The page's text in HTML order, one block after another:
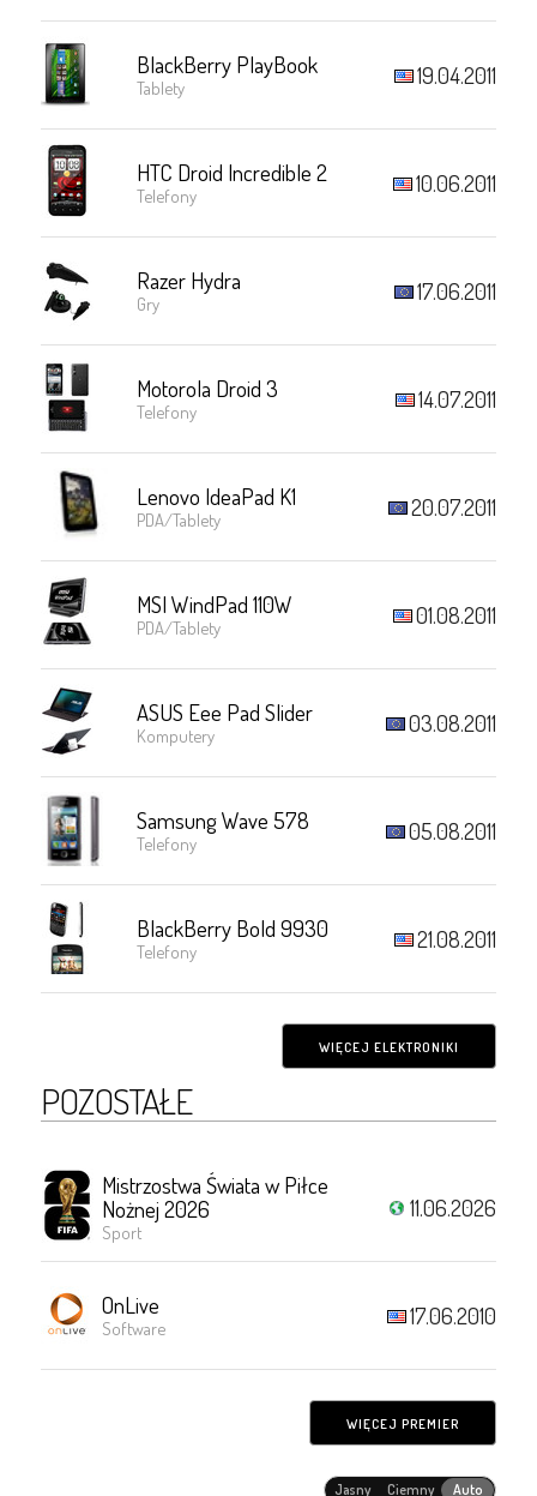
BlackBerry PlayBook
Tablety 19.04.2011
HTC Droid Incredible 2
Telefony 10.06.2011
Razer Hydra
Gry 17.06.2011
Motorola Droid 3
Telefony 14.07.2011
Lenovo IdeaPad K1
PDA/Tablety 20.07.2011
MSI WindPad 110W
PDA/Tablety 01.08.2011
ASUS Eee Pad Slider
Komputery 03.08.2011
Samsung Wave 578
Telefony 05.08.2011
BlackBerry Bold 9930
Telefony 21.08.2011
WIĘCEJ ELEKTRONIKI
POZOSTAŁE
Mistrzostwa Świata w Piłce
Nożnej 2026
Sport
11.06.2026
OnLive
Software 17.06.2010
WIĘCEJ PREMIER
Jasny Ciemny Auto